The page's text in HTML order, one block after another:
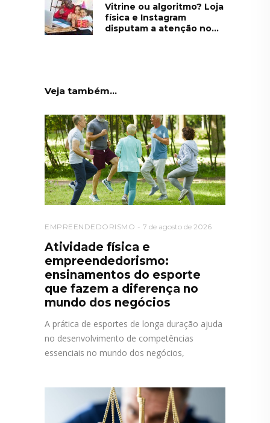
Vitrine ou algoritmo? Loja
física e Instagram
disputam a atenção no...
Veja também...
EMPREENDEDORISMO 7 de agosto de 2026
Atividade física e
empreendedorismo:
ensinamentos do esporte
que fazem a diferença no
mundo dos negócios
A prática de esportes de longa duração ajuda
no desenvolvimento de competências
essenciais no mundo dos negócios,